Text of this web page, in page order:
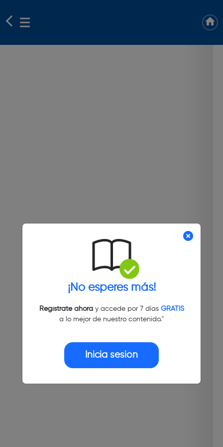
¡No esperes más!
Regístrate ahoray accede por 7 días GRATIS
a lo mejor de nuestro contenido."
Inicia sesión